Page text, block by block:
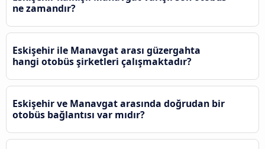
ne zamandır?
Eskişehir ile Manavgat arası güzergahta
hangi otobüs şirketleri çalışmaktadır?
Eskişehir ve Manavgat arasında doğrudan bir
otobüs bağlantısı var mıdır?